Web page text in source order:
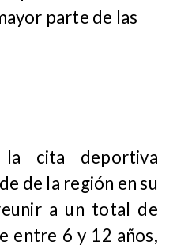
parte de las
cita deportiva
de la región en su
a un total de
entre 6 y 12 años,